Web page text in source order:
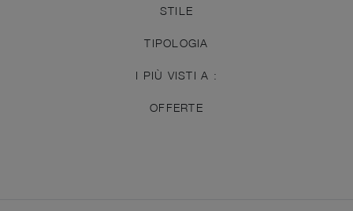
STILE
TIPOLOGIA
I PIÙ VISTI A :
OFFERTE